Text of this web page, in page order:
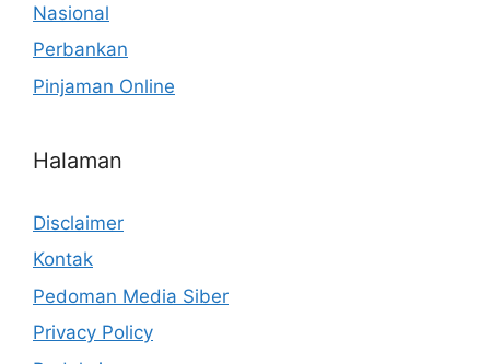
Nasional
Perbankan
Pinjaman Online
Halaman
Disclaimer
Kontak
Pedoman Media Siber
Privacy Policy